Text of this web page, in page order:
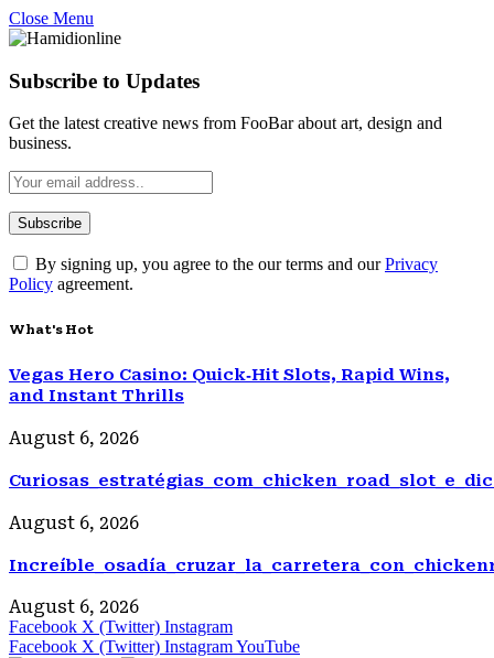
Close Menu
Subscribe to Updates
Get the latest creative news from FooBar about art, design and
business.
By signing up, you agree to the our terms and ourPrivacy
Policy agreement.
What's Hot
Vegas Hero Casino: Quick‑Hit Slots, Rapid Wins,
and Instant Thrills
August 6, 2026
August 6, 2026
August 6, 2026
Facebook X (Twitter) Instagram
Facebook X (Twitter) InstagramYouTube